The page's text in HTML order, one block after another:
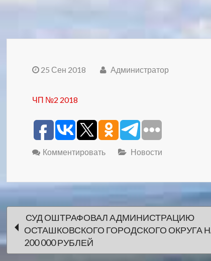
25 Сен 2018 Администратор
ЧП №2 2018
Комментировать Новости
Навигация
по
СУД ОШТРАФОВАЛ АДМИНИСТРАЦИЮ
ОСТАШКОВСКОГО ГОРОДСКОГО ОКРУГА
200 000 РУБЛЕЙ